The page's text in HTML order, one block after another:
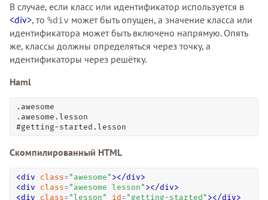
В случае, если класс или идентификатор используется в
<div>, то %div может быть опущен, а значение класса или
идентификатора может быть включено напрямую. Опять
же, классы должны определяться через точку, а
идентификаторы через решётку.
Haml
.awesome
.awesome.lesson
#getting-started.lesson
Скомпилированный HTML
<div class= " awesome " ></div>
<div class= " awesome lesson " ></div>
<div class= "lesson " id = " getting-started " ></div>